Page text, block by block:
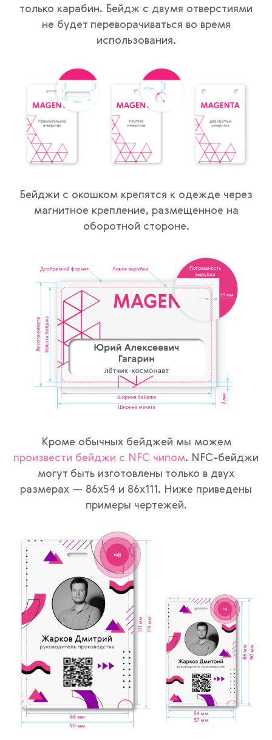
только карабин. Бейдж с двумя отверстиями
не будет переворачиваться во время
использования.
Бейджи с окошком крепятся к одежде через
магнитное крепление, размещенное на
оборотной стороне.
Кроме обычных бейджей мы можем
произвести бейджи с NFC чипом. NFC-бейджи
могут быть изготовлены только в двух
размерах — 86х54 и 86х111. Ниже приведены
примеры чертежей.